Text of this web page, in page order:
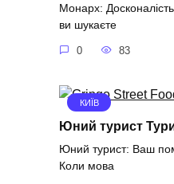
Монарх:
ви шукаєте
0 83
КИЇВ
Юний турист
Юний турист: Ваш
Коли мова